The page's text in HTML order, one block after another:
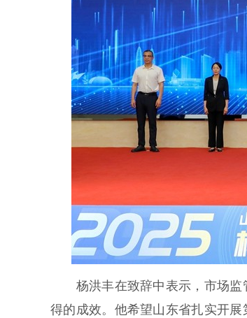
杨洪丰在致辞中表示，市场监
得的成效。他希望山东省扎实开